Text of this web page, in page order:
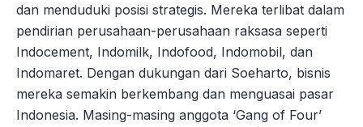
dan menduduki posisi strategis. Mereka terlibat dalam
pendirian perusahaan-perusahaan raksasa seperti
Indocement, Indomilk, Indofood, Indomobil, dan
Indomaret. Dengan dukungan dari Soeharto, bisnis
mereka semakin berkembang dan menguasai pasar
Indonesia. Masing-masing anggota ‘Gang of Four’